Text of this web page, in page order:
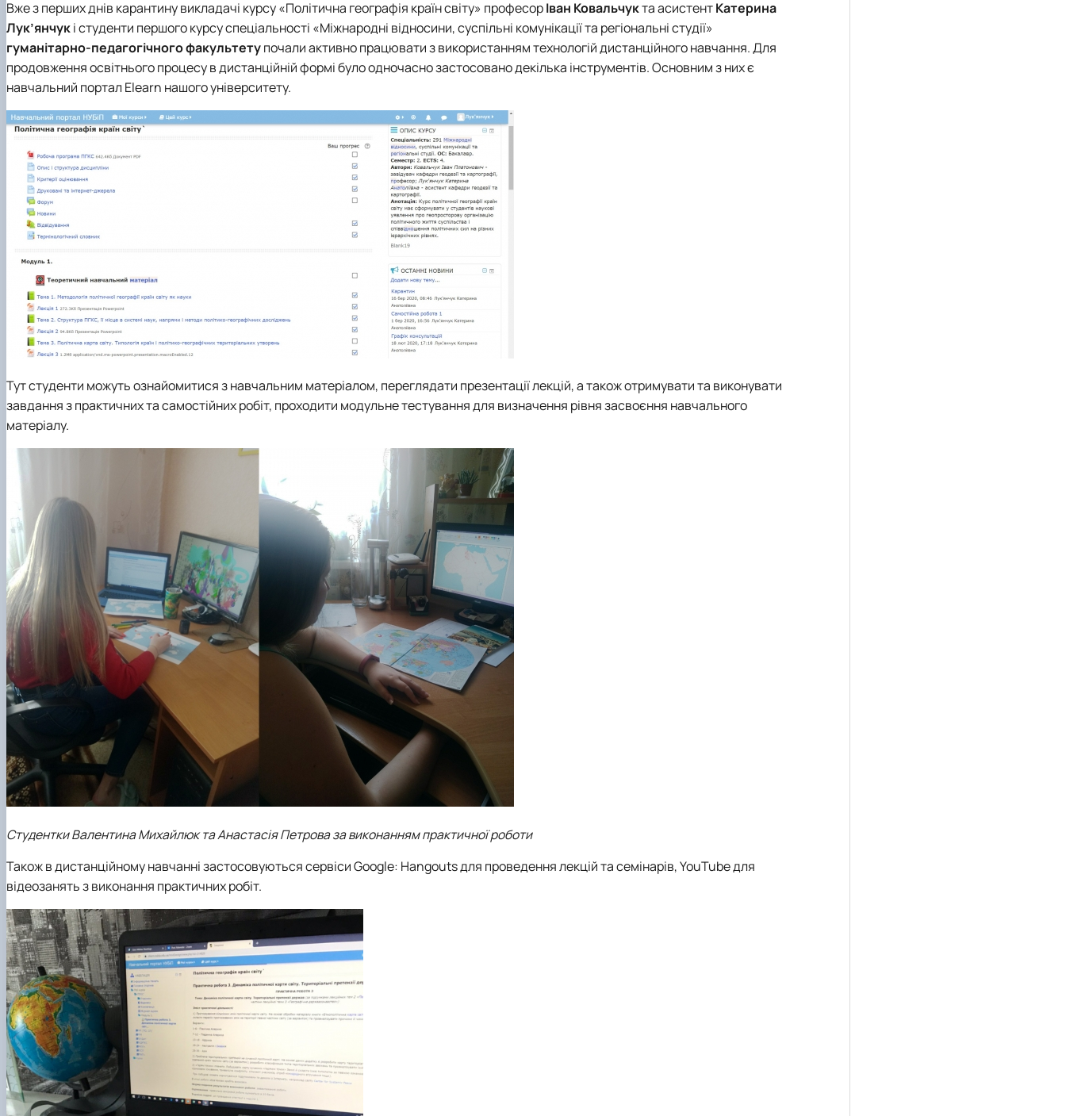
Вже з перших днів карантину викладачі курсу «Політична географія країн світу» професорІван Ковальчукта асистентКатерина
Лук’янчукі студенти першого курсуспеціальності «Міжнародні відносини, суспільні комунікації та регіональні студії»
гуманітарно-педагогічного факультетупочали активно працювати з використанням технологій дистанційного навчання. Для
продовження освітнього процесу в дистанційній формі було одночасно застосовано декілька інструментів. Основним з них є
навчальний портал Elearn нашого університету.
Тут студенти можуть ознайомитися з навчальним матеріалом, переглядати презентації лекцій, а також отримувати та виконувати
завдання з практичних та самостійних робіт, проходити модульне тестування для визначення рівня засвоєння навчального
матеріалу.
Студентки Валентина Михайлюк та Анастасія Петрова за виконанням практичної роботи
Також в дистанційному навчанні застосовуються сервіси Google: Hangouts для проведення лекцій та семінарів, YouTube для
відеозанять з виконання практичних робіт.